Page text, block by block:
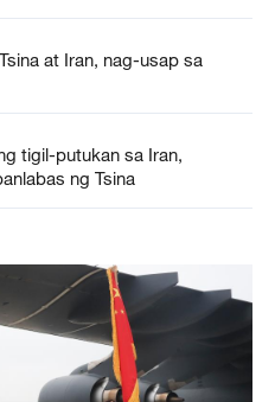
at Iran, nag-usap sa
tigil-putukan sa Iran,
ng Tsina